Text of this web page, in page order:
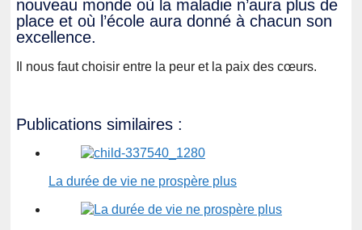
nouveau monde où la maladie n’aura plus de
place et où l’école aura donné à chacun son
excellence.
Il nous faut choisir entre la peur et la paix des cœurs.
Publications similaires :
La durée de vie ne prospère plus